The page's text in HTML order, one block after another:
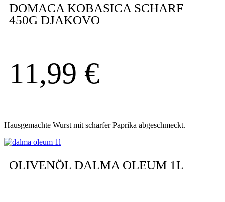
DOMACA KOBASICA SCHARF
450G DJAKOVO
11,99 €
Hausgemachte Wurst mit scharfer Paprika abgeschmeckt.
OLIVENÖL DALMA OLEUM 1L